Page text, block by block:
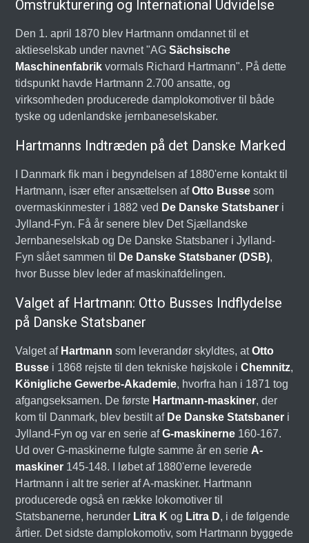
Omstrukturering og International Udvidelse
Den 1. april 1870 blev Hartmann omdannet til et
aktieselskab under navnet "AGSächsische
Maschinenfabrik vormals Richard Hartmann". På dette
tidspunkt havde Hartmann 2.700 ansatte, og
virksomheden producerede damplokomotiver til både
tyske og udenlandske jernbaneselskaber.
Hartmanns Indtræden på det Danske Marked
I Danmark fik man i begyndelsen af 1880'erne kontakt til
Hartmann, især efter ansættelsen afOtto Busse som
overmaskinmester i 1882 ved De Danske Statsbaner i
Jylland-Fyn. Få år senere blev Det Sjællandske
Jernbaneselskab og De Danske Statsbaner i Jylland-
Fyn slået sammen til
De Danske Statsbaner (DSB),
hvor Busse blev leder af maskinafdelingen.
Valget af Hartmann: Otto Busses Indflydelse
på Danske Statsbaner
Valget af Hartmann som leverandør skyldtes, atOtto
Busse i 1868 rejste til den tekniske højskole iChemnitz,
Königliche Gewerbe-Akademie, hvorfra han i 1871 tog
afgangseksamen. De første Hartmann-maskiner, der
kom til Danmark, blev bestilt af De Danske Statsbaner i
Jylland-Fyn og var en serie afG-maskinerne 160-167.
Ud over G-maskinerne fulgte samme år en serie A-
maskiner 145-148. I løbet af 1880'erne leverede
Hartmann i alt tre serier af A-maskiner. Hartmann
producerede også en række lokomotiver til
Statsbanerne, herunder Litra K og Litra D, i de følgende
årtier. Det sidste damplokomotiv, som Hartmann byggede